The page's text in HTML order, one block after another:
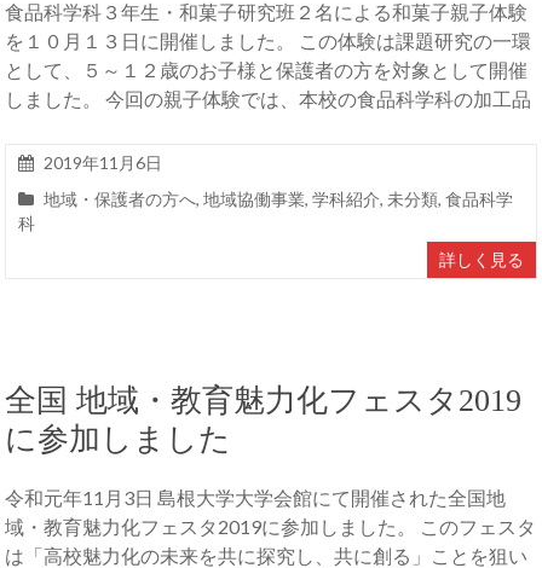
食品科学科３年生・和菓子研究班２名による和菓子親子体験
を１０月１３日に開催しました。 この体験は課題研究の一環
として、５～１２歳のお子様と保護者の方を対象として開催
しました。 今回の親子体験では、本校の食品科学科の加工品
2019年11月6日
地域・保護者の方へ,地域協働事業,学科紹介, 未分類,食品科学
科
詳しく見る
全国 地域・教育魅力化フェスタ2019
に参加しました
令和元年11月3日 島根大学大学会館にて開催された全国地
域・教育魅力化フェスタ2019に参加しました。 このフェスタ
は「高校魅力化の未来を共に探究し、共に創る」ことを狙い